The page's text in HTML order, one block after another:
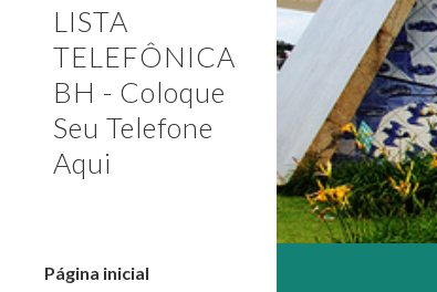
LISTA
TELEFÔNICA
BH - Coloque
Seu Telefone
Aqui
Página inicial